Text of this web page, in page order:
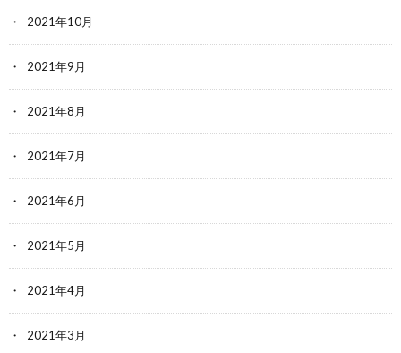
2021年10月
2021年9月
2021年8月
2021年7月
2021年6月
2021年5月
2021年4月
2021年3月